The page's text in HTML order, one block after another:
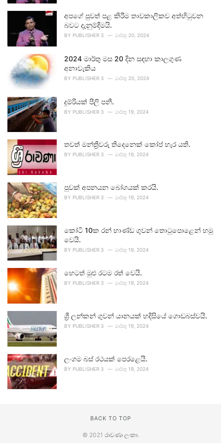
අපගේ පුවත් පළ කිරීම තාවකාලිකව අත්හිටුවන
බවට දැනුම්දීමයි.
BY PUBLISHER 3 මාර්තු 20, 2024
2024 මාර්තු මස 20 දින සඳහා කාලගුණ
අනාවැකිය
BY PUBLISHER 3 මාර්තු 20, 2024
දුම්රියක් පීලි පනී.
BY PUBLISHER 3 මාර්තු 19, 2024
තවත් මන්ත්‍රීවරු තිදෙනෙක් කෝප් හැර යති.
BY PUBLISHER 3 මාර්තු 19, 2024
පුවක් අපනයන බෝගයක් කරයි.
BY PUBLISHER 3 මාර්තු 19, 2024
කෝටි 10ක රන් භාණ්ඩ ගුවන් තොටුපොළෙන් හමු
වෙයි.
BY PUBLISHER 3 මාර්තු 19, 2024
හෙටත් මුළු රටම රත් වෙයි.
BY PUBLISHER 3 මාර්තු 19, 2024
ශ්‍රී ලන්කන් ගුවන් යානයක් හදිසියේ ගොඩබස්වයි.
BY PUBLISHER 3 මාර්තු 19, 2024
ලංගම බස් රථයක් පෙරළෙයි.
BY PUBLISHER 3 මාර්තු 19, 2024
BACK TO TOP
© 2021 රාවණා ලංකා.